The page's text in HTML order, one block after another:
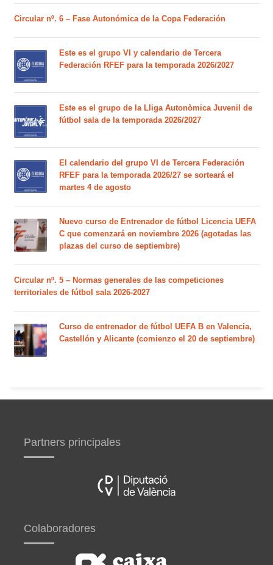
Circular nº. 6 – Fase Autonómica de la Copa Federación
Este es el grupo VI y calendario de Tercera
Federación RFEF para la temporada 2026/2027
Este es el grupo de la Lliga Autonòmica Juvenil de
fútbol sala de la temporada 2026/2027
El calendario del grupo VI de Tercera Federación
RFEF para la temporada 2026/27 se sorteará el
martes 4 de agosto
Nuevo curso de Entrenador de fútbol Licencia UEFA
C que comenzará en noviembre 2026 (agotadas las
plazas del curso de septiembre)
Circular nº. 5 – Normas generales de las competiciones
territoriales de fútbol sala 2026-2027
Curso de entrenador de fútbol UEFA B en Valencia,
Castellón y Alicante (comienzo el 20 de septiembre)
Partners principales
Colaboradores